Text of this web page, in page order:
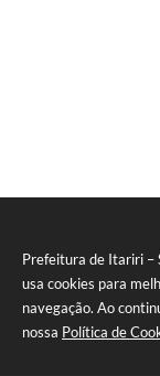
Prefeitura de Itariri –
usa cookies para
navegação. Ao
nossa Política de